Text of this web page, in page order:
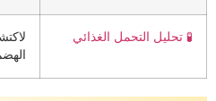
🧪 تحليل التحمل الغذائي